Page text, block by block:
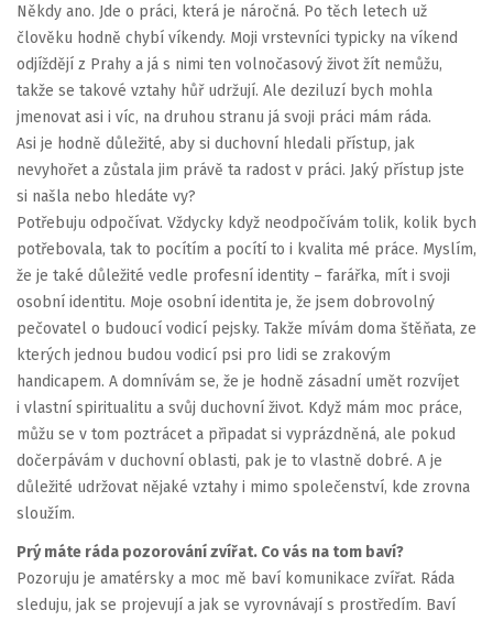
Někdy ano. Jde o práci, která je náročná. Po těch letech už
člověku hodně chybí víkendy. Moji vrstevníci typicky na víkend
odjíždějí z Prahy a já s nimi ten volnočasový život žít nemůžu,
takže se takové vztahy hůř udržují. Ale deziluzí bych mohla
jmenovat asi i víc, na druhou stranu já svoji práci mám ráda.
Asi je hodně důležité, aby si duchovní hledali přístup, jak
nevyhořet a zůstala jim právě ta radost v práci. Jaký přístup jste
si našla nebo hledáte vy?
Potřebuju odpočívat. Vždycky když neodpočívám tolik, kolik bych
potřebovala, tak to pocítím a pocítí to i kvalita mé práce. Myslím,
že je také důležité vedle profesní identity – farářka, mít i svoji
osobní identitu. Moje osobní identita je, že jsem dobrovolný
pečovatel o budoucí vodicí pejsky. Takže mívám doma štěňata, ze
kterých jednou budou vodicí psi pro lidi se zrakovým
handicapem. A domnívám se, že je hodně zásadní umět rozvíjet
i vlastní spiritualitu a svůj duchovní život. Když mám moc práce,
můžu se v tom poztrácet a připadat si vyprázdněná, ale pokud
dočerpávám v duchovní oblasti, pak je to vlastně dobré. A je
důležité udržovat nějaké vztahy i mimo společenství, kde zrovna
sloužím.
Prý máte ráda pozorování zvířat. Co vás na tom baví?
Pozoruju je amatérsky a moc mě baví komunikace zvířat. Ráda
sleduju, jak se projevují a jak se vyrovnávají s prostředím. Baví